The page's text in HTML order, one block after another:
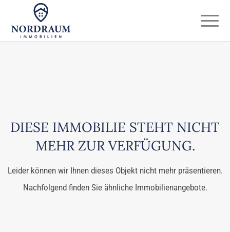
DIESE IMMOBILIE STEHT NICHT
MEHR ZUR VERFÜGUNG.
Leider können wir Ihnen dieses Objekt nicht mehr präsentieren.
Nachfolgend finden Sie ähnliche Immobilienangebote.